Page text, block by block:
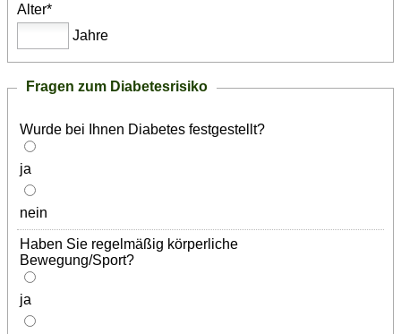
Alter*
Jahre
Fragen zum Diabetesrisiko
Wurde bei Ihnen Diabetes festgestellt?
ja
nein
Haben Sie regelmäßig körperliche
Bewegung/Sport?
ja